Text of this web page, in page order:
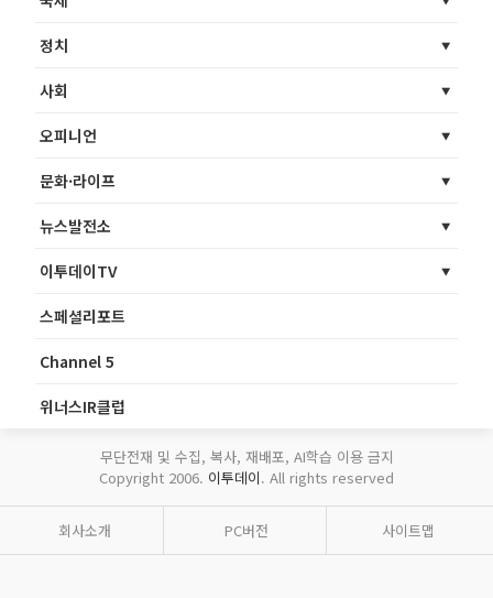
정치
사회
오피니언
문화·라이프
뉴스발전소
이투데이TV
스페셜리포트
Channel 5
위너스IR클럽
무단전재 및 수집, 복사, 재배포, AI학습 이용 금지
Copyright 2006. 이투데이. All rights reserved
회사소개 PC버전 사이트맵